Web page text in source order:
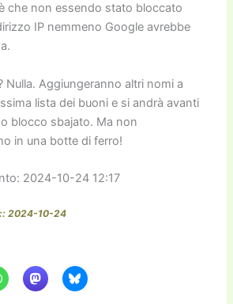
che non essendo stato bloccato
IP nemmeno Google avrebbe
Nulla. Aggiungeranno altri nomi a
lista dei buoni e si andrà avanti
blocco sbajato. Ma non
in una botte di ferro!
2024-10-24 12:17
2024-10-24